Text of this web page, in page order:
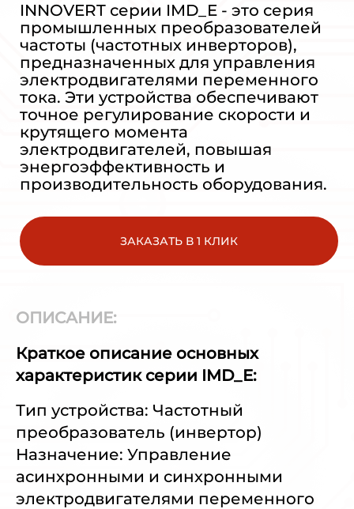
INNOVERT серии IMD_E - это серия
промышленных преобразователей
частоты (частотных инверторов),
предназначенных для управления
электродвигателями переменного
тока. Эти устройства обеспечивают
точное регулирование скорости и
крутящего момента
электродвигателей, повышая
энергоэффективность и
производительность оборудования.
ЗАКАЗАТЬ В 1 КЛИК
ОПИСАНИЕ:
Краткое описание основных
характеристик серии IMD_E:
Тип устройства: Частотный
преобразователь (инвертор)
Назначение: Управление
асинхронными и синхронными
электродвигателями переменного